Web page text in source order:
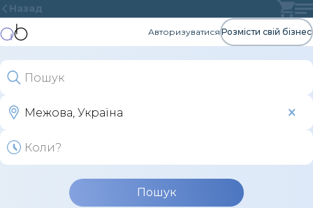
Назад
Авторизуватися Розмісти свій бізнес
Пошук